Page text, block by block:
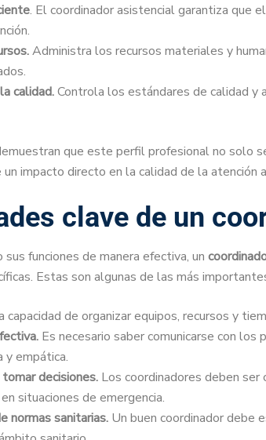
. El coordinador asistencial garantiza que
Administra los recursos materiales y
calidad.Controla los estándares de calidad y
que este perfil profesional no solo
impacto directo en la calidad de la atención
clave de un
sus funciones de manera efectiva, un
Estas son algunas de las más
capacidad de organizar equipos, recursos y
Es necesario saber comunicarse con
y empática.
decisiones. Los coordinadores deben ser
situaciones de emergencia.
normas sanitarias. Un buen coordinador debe